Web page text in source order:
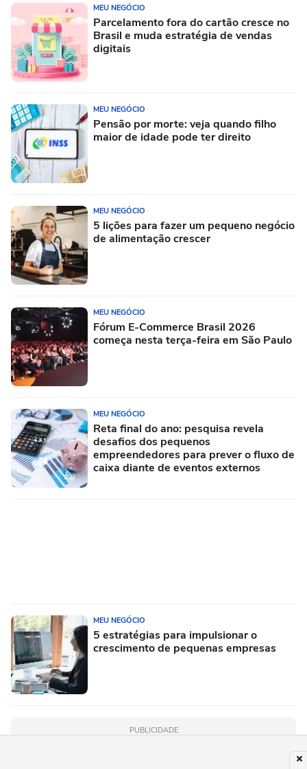
MEU NEGÓCIO
Parcelamento fora do cartão cresce no
Brasil e muda estratégia de vendas
digitais
MEU NEGÓCIO
Pensão por morte: veja quando filho
maior de idade pode ter direito
MEU NEGÓCIO
5 lições para fazer um pequeno negócio
de alimentação crescer
MEU NEGÓCIO
Fórum E-Commerce Brasil 2026
começa nesta terça-feira em São Paulo
MEU NEGÓCIO
Reta final do ano: pesquisa revela
desafios dos pequenos
empreendedores para prever o fluxo de
caixa diante de eventos externos
MEU NEGÓCIO
5 estratégias para impulsionar o
crescimento de pequenas empresas
PUBLICIDADE